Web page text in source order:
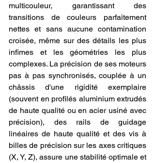
multicouleur, garantissant des
transitions de couleurs parfaitement
nettes et sans aucune contamination
croisée, même sur des détails les plus
infimes et les géométries les plus
complexes. La précision de ses moteurs
pas à pas synchronisés, couplée à un
châssis d'une rigidité exemplaire
(souvent en profilés aluminium extrudés
de haute qualité ou en acier usiné avec
précision), des rails de guidage
linéaires de haute qualité et des vis à
billes de précision sur les axes critiques
(X, Y, Z), assure une stabilité optimale et